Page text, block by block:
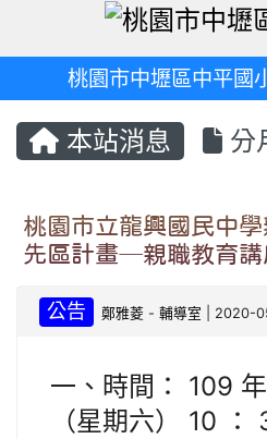
桃園市中壢區中平國
本站消息 分
桃園市立龍興國民中
先區計畫─親職教育講
公告 鄭雅菱 -輔導室 | 2020-
一、時間： 109
（星期六） 10